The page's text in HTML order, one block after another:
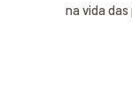
na vida das